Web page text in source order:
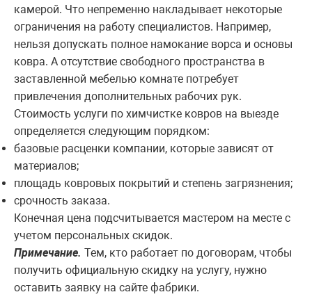
камерой. Что непременно накладывает некоторые
ограничения на работу специалистов. Например,
нельзя допускать полное намокание ворса и основы
ковра. А отсутствие свободного пространства в
заставленной мебелью комнате потребует
привлечения дополнительных рабочих рук.
Стоимость услуги по химчистке ковров на выезде
определяется следующим порядком:
базовые расценки компании, которые зависят от
материалов;
площадь ковровых покрытий и степень загрязнения;
срочность заказа.
Конечная цена подсчитывается мастером на месте с
учетом персональных скидок.
Примечание. Тем, кто работает по договорам, чтобы
получить официальную скидку на услугу, нужно
оставить заявку на сайте фабрики.